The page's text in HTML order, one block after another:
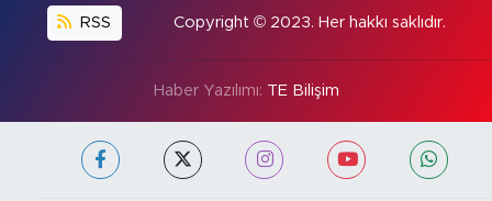
RSS Copyright © 2023. Her hakkı saklıdır.
Haber Yazılımı: TE Bilişim